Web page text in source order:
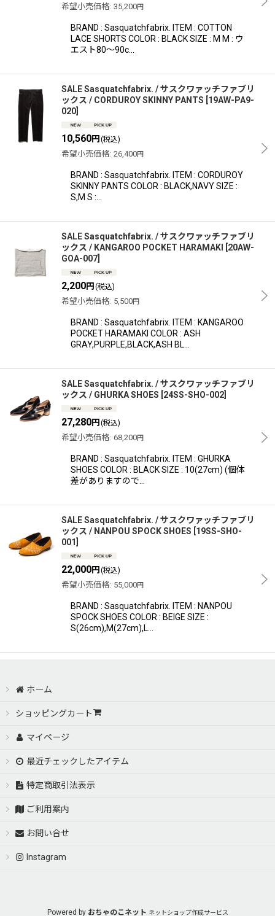
希望小売価格: 35,200円
BRAND : Sasquatchfabrix. ITEM : COTTON
LACE SHORTS COLOR : BLACK SIZE : M M : ウ
エスト80〜90c…
SALE Sasquatchfabrix. / サスクワァッチファブリ
ックス / CORDUROY SKINNY PANTS 19AW-PA9-
020
10,560円 (税込)
希望小売価格: 26,400円
BRAND : Sasquatchfabrix. ITEM : CORDUROY
SKINNY PANTS COLOR : BLACK,NAVY SIZE :
S,M S :…
SALE Sasquatchfabrix. / サスクワァッチファブリ
ックス / KANGAROO POCKET HARAMAKI
20AW-
GOA-007
2,200円 (税込)
希望小売価格: 5,500円
BRAND : Sasquatchfabrix. ITEM : KANGAROO
POCKET HARAMAKI COLOR : ASH
GRAY,PURPLE,BLACK,ASH BL…
SALE Sasquatchfabrix. / サスクワァッチファブリ
ックス / GHURKA SHOES 24SS-SHO-002
27,280円 (税込)
希望小売価格: 68,200円
BRAND : Sasquatchfabrix. ITEM : GHURKA
SHOES COLOR : BLACK SIZE : 10(27cm) (個体
差がありますので…
SALE Sasquatchfabrix. / サスクワァッチファブリ
ックス / NANPOU SPOCK SHOES 19SS-SHO-
001
22,000円 (税込)
希望小売価格: 55,000円
BRAND : Sasquatchfabrix. ITEM : NANPOU
SPOCK SHOES COLOR : BEIGE SIZE :
S(26cm),M(27cm),L…
ホーム
ショッピングカート
マイページ
最近チェックしたアイテム
特定商取引法表示
ご利用案内
お問い合せ
Instagram
Powered by おちゃのこネット ネットショップ作成サービス